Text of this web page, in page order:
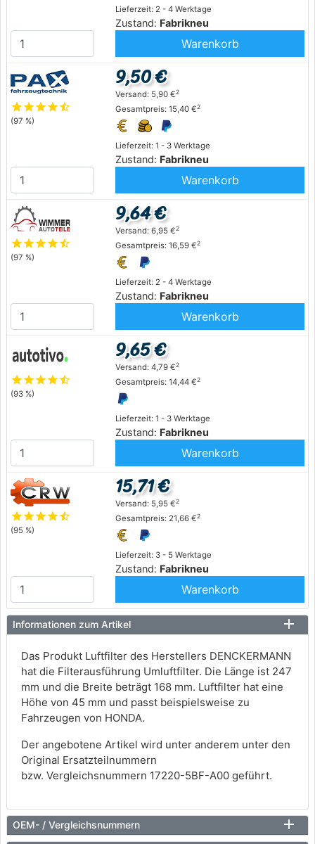
Lieferzeit: 2 - 4 Werktage
Zustand: Fabrikneu
Warenkorb
starstarstarstarstar_half
(97 %)
Lieferzeit: 1 - 3 Werktage
Zustand: Fabrikneu
9,50 €
Versand: 5,90 €2
Gesamtpreis: 15,40 €2
Warenkorb
starstarstarstarstar_half
(97 %)
Lieferzeit: 2 - 4 Werktage
Zustand: Fabrikneu
9,64 €
Versand: 6,95 €2
Gesamtpreis: 16,59 €2
Warenkorb
starstarstarstarstar_half
(93 %)
Lieferzeit: 1 - 3 Werktage
Zustand: Fabrikneu
9,65 €
Versand: 4,79 €2
Gesamtpreis: 14,44 €2
Warenkorb
starstarstarstarstar_half
(95 %)
Lieferzeit: 3 - 5 Werktage
Zustand: Fabrikneu
15,71 €
Versand: 5,95 €2
Gesamtpreis: 21,66 €2
Warenkorb
Informationen zum Artikel
Das Produkt Luftfilter des Herstellers DENCKERMANN
hat die Filterausführung Umluftfilter. Die Länge ist 247
mm und die Breite beträgt 168 mm. Luftfilter hat eine
Höhe von 45 mm und passt beispielsweise zu
Fahrzeugen von HONDA.
Der angebotene Artikel wird unter anderem unter den
Original Ersatzteilnummern
bzw. Vergleichsnummern 17220-5BF-A00 geführt.
OEM- / Vergleichsnummern